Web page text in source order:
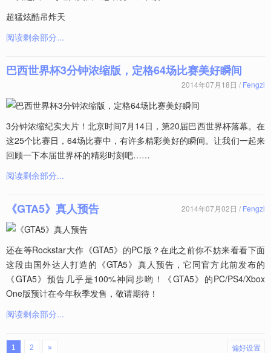
超猛炫酷吊炸天
阅读剩余部分...
巴西世界杯3分钟浓缩版，定格64场比赛美好瞬间
2014年07月18日 / Fengzi
3分钟浓缩纪实大片！北京时间7月14日，第20届巴西世界杯落幕。在
这25个比赛日，64场比赛中，有许多精彩美好的瞬间。让我们一起来
回顾一下本届世界杯的精彩时刻吧……
阅读剩余部分...
《GTA5》真人预告 2014年07月02日 / Fengzi
还在等Rockstar大作《GTA5》的PC版？在此之前你不妨来看看下面
这段由国外达人打造的《GTA5》真人预告，它同官方此前发布的
《GTA5》预告几乎是100%神同步哟！《GTA5》的PC/PS4/Xbox
One版预计在今年秋季发售，敬请期待！
阅读剩余部分...
1 2 » 偏好设置